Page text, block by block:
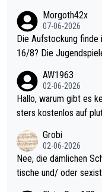
Morgoth42x
07-06-2026
Die Aufstockung finde
16/8? Die Jugendspiele waren letztes Jahr durchaus sehr kurz
Allerdings ist Mitchell Lawrie als Nummer 1 der
ziert. Somit ändert
sters erstmal nichts. Ich denke sie wollen damit für nächstes J
ohl wenig WDF
es Jahr der Fall. Er
den Qualifier und ich
gas) antun würde,
AW1963
02-06-2026
Hallo, warum gibt es keinen Hinweis, dass die Nordic Darts Ma
sters kostenlos auf
Grobi
02-06-2026
Nee, die dämlichen
tische und/ oder